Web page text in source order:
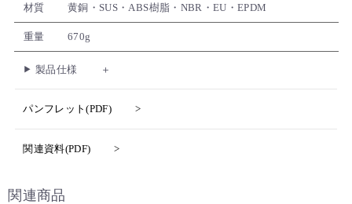
材質 黄銅・SUS・ABS樹脂・NBR・EU・EPDM
重量 670g
製品仕様
パンフレット(PDF)
関連資料(PDF)
関連商品